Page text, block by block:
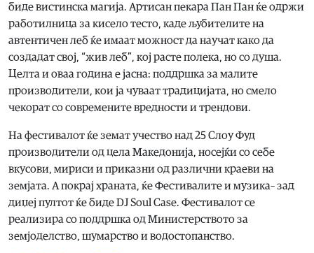
биде вистинска магија. Артисан пекара Пан Пан ќе одржи
работилница за кисело тесто, каде љубителите на
автентичен леб ќе имаат можност да научат како да
создадат свој, “жив леб”, кој расте полека, но со душа.
Целта и оваа година е јасна: поддршка за малите
производители, кои ја чуваат традицијата, но смело
чекорат со современите вредности и трендови.
На фестивалот ќе земат учество над 25 Слоу Фуд
производители од цела Македонија, носејќи со себе
вкусови, мириси и приказни од различни краеви на
земјата. А покрај храната, ќе Фестивалите и музика– зад
диџеј пултот ќе биде DJ Soul Case. Фестивалот се
реализира со поддршка од Министерството за
земјоделство, шумарство и водостопанство.